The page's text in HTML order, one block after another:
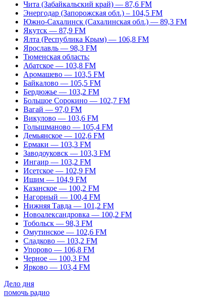
Чита (Забайкальский край) — 87,6 FM
Энергодар (Запорожская обл.) – 104,5 FM
Южно-Сахалинск (Сахалинская обл.) — 89,3 FM
Якутск — 87,9 FM
Ялта (Республика Крым) — 106,8 FM
Ярославль — 98,3 FM
Тюменская область:
Абатское — 103,8 FM
Аромашево — 103,5 FM
Байкалово — 105,5 FM
Бердюжье — 103,2 FM
Большое Сорокино — 102,7 FM
Вагай — 97,0 FM
Викулово — 103,6 FM
Голышманово — 105,4 FM
Демьянское — 102,6 FM
Ермаки — 103,3 FM
Заводоуковск — 103,3 FM
Ингаир — 103,2 FM
Исетское — 102,9 FM
Ишим — 104,9 FM
Казанское — 100,2 FM
Нагорный — 100,4 FM
Нижняя Тавда — 101,2 FM
Новоалександровка — 100,2 FM
Тобольск — 98,3 FM
Омутинское — 102,6 FM
Сладково — 103,2 FM
Упорово — 106,8 FM
Черное — 100,3 FM
Ярково — 103,4 FM
Дело дня
помочь радио